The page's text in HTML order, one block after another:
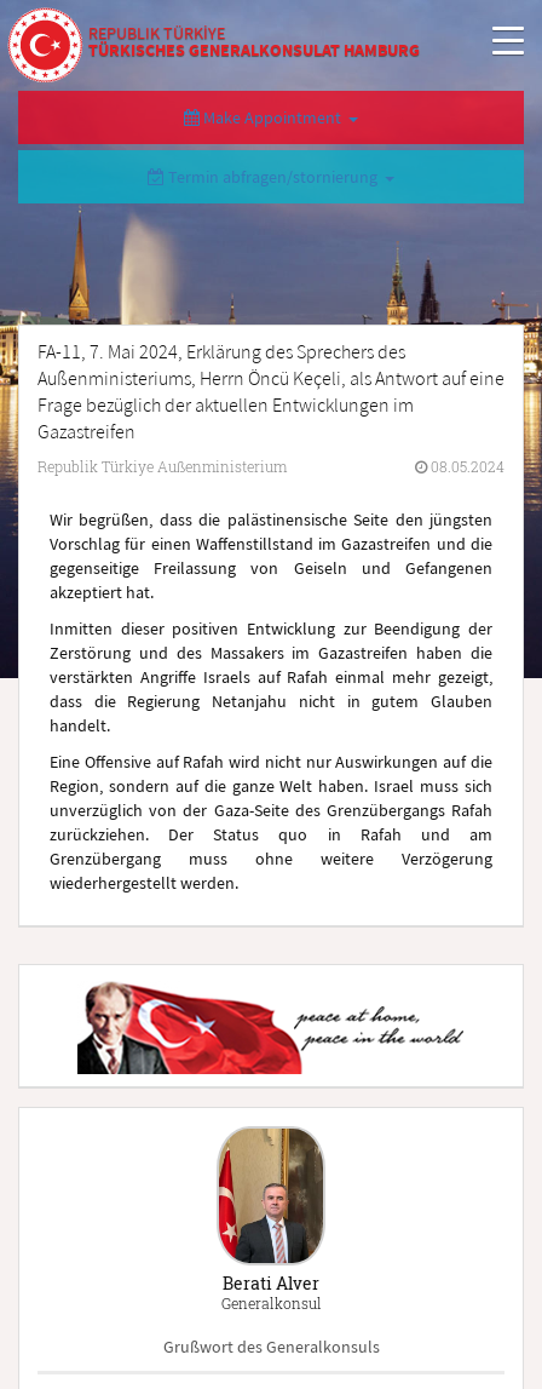
REPUBLIK TÜRKİYE
TÜRKISCHES GENERALKONSULAT HAMBURG
Make Appointment
Termin abfragen/stornierung
FA-11, 7. Mai 2024, Erklärung des Sprechers des
Außenministeriums, Herrn Öncü Keçeli, als Antwort auf eine
Frage bezüglich der aktuellen Entwicklungen im
Gazastreifen
Republik Türkiye Außenministerium 08.05.2024
Wir begrüßen, dass die palästinensische Seite den jüngsten
Vorschlag für einen Waffenstillstand im Gazastreifen und die
gegenseitige Freilassung von Geiseln und Gefangenen
akzeptiert hat.
Inmitten dieser positiven Entwicklung zur Beendigung der
Zerstörung und des Massakers im Gazastreifen haben die
verstärkten Angriffe Israels auf Rafah einmal mehr gezeigt,
dass die Regierung Netanjahu nicht in gutem Glauben
handelt.
Eine Offensive auf Rafah wird nicht nur Auswirkungen auf die
Region, sondern auf die ganze Welt haben. Israel muss sich
unverzüglich von der Gaza-Seite des Grenzübergangs Rafah
zurückziehen. Der Status quo in Rafah und am
Grenzübergang muss ohne weitere Verzögerung
wiederhergestellt werden.
Berati Alver
Generalkonsul
Grußwort des Generalkonsuls